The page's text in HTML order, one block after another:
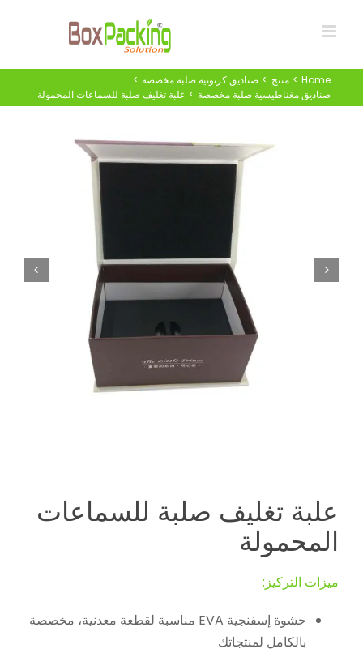
Home منتج
صناديق كرتونية صلبة مخصصة
صناديق مغناطيسية صلبة مخصصة
علبة تغليف صلبة للسماعات المحمولة
علبة تغليف صلبة للسماعات
المحمولة
ميزات التركيز:
حشوة إسفنجية EVA مناسبة لقطعة معدنية، مخصصة
بالكامل لمنتجاتك